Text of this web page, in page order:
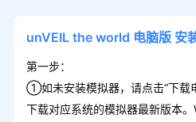
unVEIL the world 电脑版 安
第一步：
①如未安装模拟器，请点击“下载
下载对应系统的模拟器最新版本